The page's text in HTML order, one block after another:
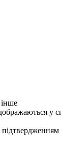
інше
у